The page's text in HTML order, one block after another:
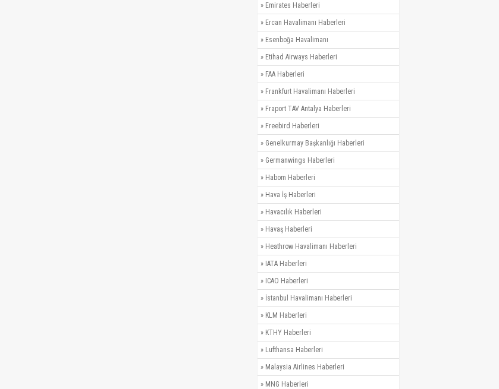
» Emirates Haberleri
» Ercan Havalimanı Haberleri
» Esenboğa Havalimanı
» Etihad Airways Haberleri
» FAA Haberleri
» Frankfurt Havalimanı Haberleri
» Fraport TAV Antalya Haberleri
» Freebird Haberleri
» Genelkurmay Başkanlığı Haberleri
» Germanwings Haberleri
» Habom Haberleri
» Hava İş Haberleri
» Havacılık Haberleri
» Havaş Haberleri
» Heathrow Havalimanı Haberleri
» IATA Haberleri
» ICAO Haberleri
» İstanbul Havalimanı Haberleri
» KLM Haberleri
» KTHY Haberleri
» Lufthansa Haberleri
» Malaysia Airlines Haberleri
» MNG Haberleri